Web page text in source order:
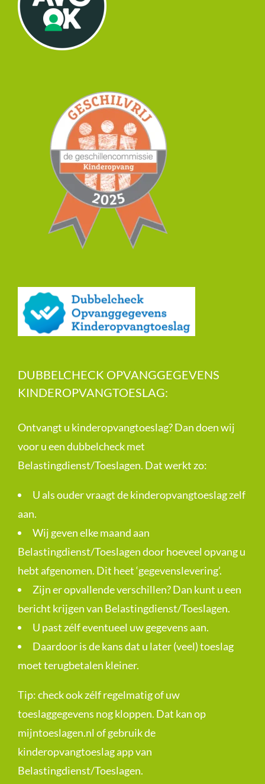
DUBBELCHECK OPVANGGEGEVENS
KINDEROPVANGTOESLAG:
Ontvangt u kinderopvangtoeslag? Dan doen wij
voor u een dubbelcheck met
Belastingdienst/Toeslagen. Dat werkt zo:
U als ouder vraagt de kinderopvangtoeslag zelf
aan.
Wij geven elke maand aan
Belastingdienst/Toeslagen door hoeveel opvang u
hebt afgenomen. Dit heet ‘gegevenslevering’.
Zijn er opvallende verschillen? Dan kunt u een
bericht krijgen van Belastingdienst/Toeslagen.
U past zélf eventueel uw gegevens aan.
Daardoor is de kans dat u later (veel) toeslag
moet terugbetalen kleiner.
Tip: check ook zélf regelmatig of uw
toeslaggegevens nog kloppen. Dat kan op
mijntoeslagen.nl of gebruik de
kinderopvangtoeslag app van
Belastingdienst/Toeslagen.